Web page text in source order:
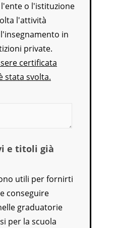
o l'istituzione
l'attività
in
private.
certificata
stata svolta.
e titoli già
utili per fornirti
conseguire
graduatorie
per la scuola